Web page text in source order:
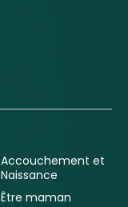
Accouchement et
Naissance
Être maman